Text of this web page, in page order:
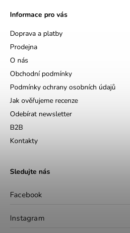
Informace pro vás
Doprava a platby
Prodejna
O nás
Obchodní podmínky
Podmínky ochrany osobních údajů
Jak ověřujeme recenze
Odebírat newsletter
B2B
Kontakty
Sledujte nás
Facebook
Instagram